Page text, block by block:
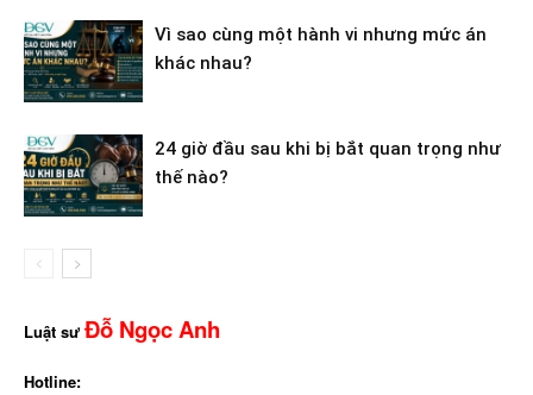
Vì sao cùng một hành vi nhưng mức án
khác nhau?
24 giờ đầu sau khi bị bắt quan trọng như
thế nào?
Luật sưĐỗ Ngọc Anh
Hotline: